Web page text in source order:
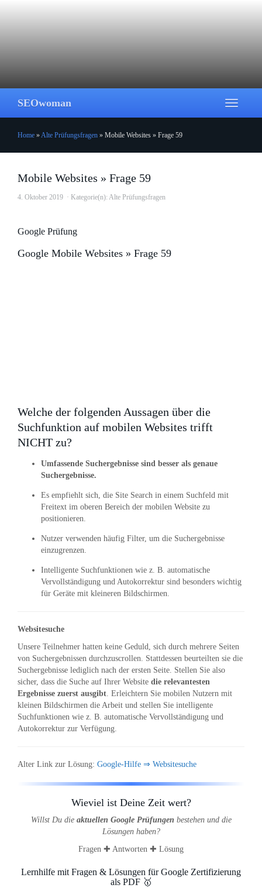
Toggle
SEOwoman
Home »Alte Prüfungsfragen » Mobile Websites » Frage 59
Mobile Websites » Frage 59
4. Oktober 2019 Kategorie(n): Alte Prüfungsfragen
Google Prüfung
Google Mobile Websites » Frage 59
Welche der folgenden Aussagen über die
Suchfunktion auf mobilen Websites trifft
NICHT zu?
Umfassende Suchergebnisse sind besser als genaue
Suchergebnisse.
Es empfiehlt sich, die Site Search in einem Suchfeld mit
Freitext im oberen Bereich der mobilen Website zu
positionieren.
Nutzer verwenden häufig Filter, um die Suchergebnisse
einzugrenzen.
Intelligente Suchfunktionen wie z. B. automatische
Vervollständigung und Autokorrektur sind besonders wichtig
für Geräte mit kleineren Bildschirmen.
Websitesuche
Unsere Teilnehmer hatten keine Geduld, sich durch mehrere Seiten
von Suchergebnissen durchzuscrollen. Stattdessen beurteilten sie die
Suchergebnisse lediglich nach der ersten Seite. Stellen Sie also
sicher, dass die Suche auf Ihrer Website die relevantesten
Ergebnisse zuerst ausgibt. Erleichtern Sie mobilen Nutzern mit
kleinen Bildschirmen die Arbeit und stellen Sie intelligente
Suchfunktionen wie z. B. automatische Vervollständigung und
Autokorrektur zur Verfügung.
Alter Link zur Lösung: Google-Hilfe ⇒ Websitesuche
Wieviel ist Deine Zeit wert?
Willst Du die aktuellen Google Prüfungen bestehen und die
Lösungen haben?
Fragen ✚ Antworten ✚ Lösung
Lernhilfe mit Fragen & Lösungen für Google Zertifizierung
als PDF 🥇